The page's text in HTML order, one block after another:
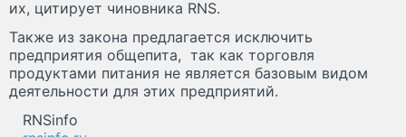
их, цитирует чиновника RNS.
Также из закона предлагается исключить
предприятия общепита, так как торговля
продуктами питания не является базовым видом
деятельности для этих предприятий.
RNSinfo